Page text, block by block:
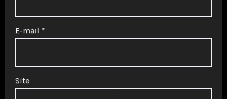
E-mail *
Site